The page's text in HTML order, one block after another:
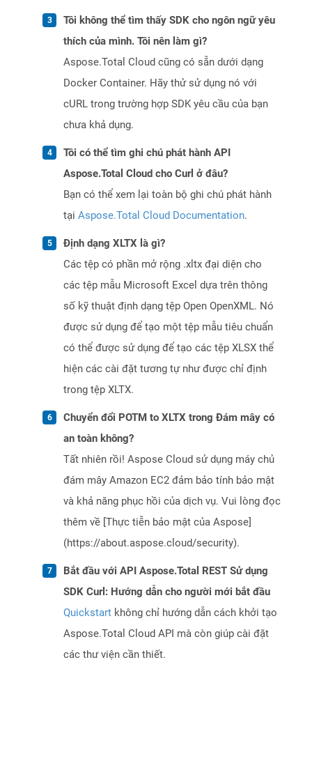
Tôi không thể tìm thấy SDK cho ngôn ngữ yêu
thích của mình. Tôi nên làm gì?
Aspose.Total Cloud cũng có sẵn dưới dạng
Docker Container. Hãy thử sử dụng nó với
cURL trong trường hợp SDK yêu cầu của bạn
chưa khả dụng.
Tôi có thể tìm ghi chú phát hành API
Aspose.Total Cloud cho Curl ở đâu?
Bạn có thể xem lại toàn bộ ghi chú phát hành
tại Aspose.Total Cloud Documentation.
Định dạng XLTX là gì?
Các tệp có phần mở rộng .xltx đại diện cho
các tệp mẫu Microsoft Excel dựa trên thông
số kỹ thuật định dạng tệp Open OpenXML. Nó
được sử dụng để tạo một tệp mẫu tiêu chuẩn
có thể được sử dụng để tạo các tệp XLSX thể
hiện các cài đặt tương tự như được chỉ định
trong tệp XLTX.
Chuyển đổi POTM to XLTX trong Đám mây có
an toàn không?
Tất nhiên rồi! Aspose Cloud sử dụng máy chủ
đám mây Amazon EC2 đảm bảo tính bảo mật
và khả năng phục hồi của dịch vụ. Vui lòng đọc
thêm về [Thực tiễn bảo mật của Aspose]
(https://about.aspose.cloud/security).
Bắt đầu với API Aspose.Total REST Sử dụng
SDK Curl: Hướng dẫn cho người mới bắt đầu
Quickstart không chỉ hướng dẫn cách khởi tạo
Aspose.Total Cloud API mà còn giúp cài đặt
các thư viện cần thiết.